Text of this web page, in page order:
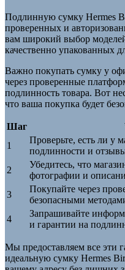
Подлинную сумку Hermes
проверенных и
вам широкий выбор
качественно упакованных
Важно покупать сумку у
через проверенные
подлинность товара. Вот
что ваша покупка будет
Шаг
1
Проверьте, есть ли у
подлинности и
2
Убедитесь, что
фотографии и
3
Покупайте через
безопасными
4
Запрашивайте
и гарантии на
Мы предоставляем все эти
идеальную сумку Hermes